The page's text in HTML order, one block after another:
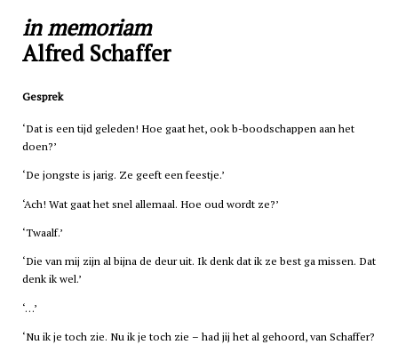
in memoriam
Alfred Schaffer
Gesprek
‘Dat is een tijd geleden! Hoe gaat het, ook b-boodschappen aan het
doen?’
‘De jongste is jarig. Ze geeft een feestje.’
‘Ach! Wat gaat het snel allemaal. Hoe oud wordt ze?’
‘Twaalf.’
‘Die van mij zijn al bijna de deur uit. Ik denk dat ik ze best ga missen. Dat
denk ik wel.’
‘…’
‘Nu ik je toch zie. Nu ik je toch zie – had jij het al gehoord, van Schaffer?